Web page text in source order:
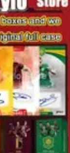
i promocje